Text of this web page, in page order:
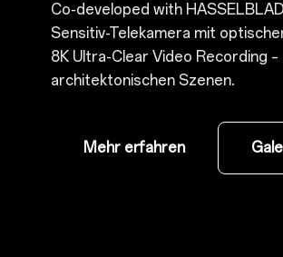
Co-developed with HASSELBLAD
Sensitiv-Telekamera mit
8K Ultra-Clear Video Recording
architektonischen Szenen.
Mehr erfahren